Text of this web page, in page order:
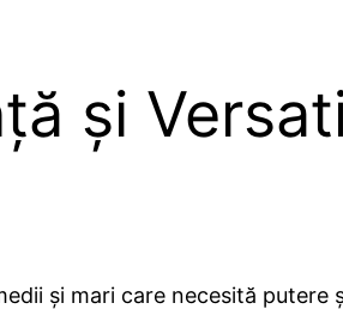
și
și mari care necesită putere